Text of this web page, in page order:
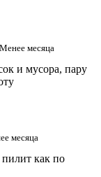
месяца
и мусора, пару
месяца
как по